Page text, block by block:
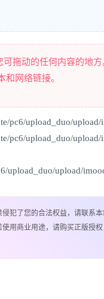
可拖动的任何内容的地
和网络链接。
pc6/upload_duo/
pc6/upload_duo/
upload_duo/upload/
犯了您的合法权益，请联系本
用商业用途，请购买正版授